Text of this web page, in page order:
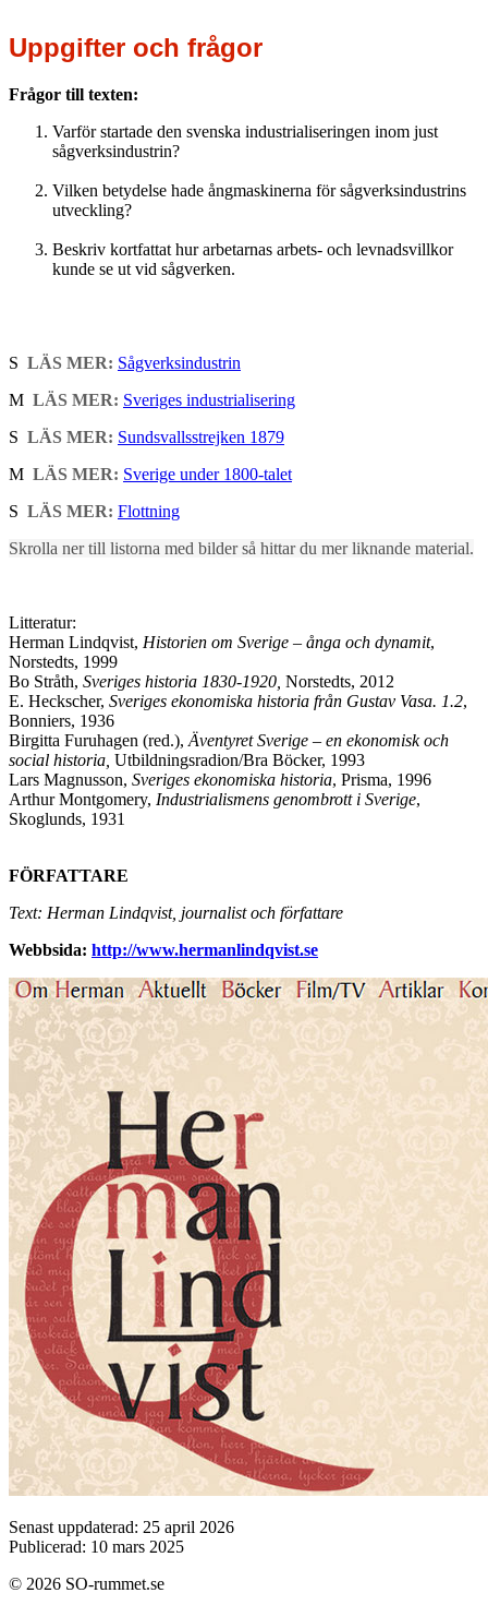
Uppgifter och frågor
Frågor till texten:
Varför startade den svenska industrialiseringen inom just
sågverksindustrin?
Vilken betydelse hade ångmaskinerna för sågverksindustrins
utveckling?
Beskriv kortfattat hur arbetarnas arbets- och levnadsvillkor
kunde se ut vid sågverken.
S LÄS MER: Sågverksindustrin
M LÄS MER: Sveriges industrialisering
S LÄS MER: Sundsvallsstrejken 1879
M LÄS MER: Sverige under 1800-talet
S LÄS MER: Flottning
Skrolla ner till listorna med bilder så hittar du mer liknande material.
Litteratur:
Herman Lindqvist, Historien om Sverige – ånga och dynamit,
Norstedts, 1999
Bo Stråth, Sveriges historia 1830-1920, Norstedts, 2012
E. Heckscher, Sveriges ekonomiska historia från Gustav Vasa. 1.2,
Bonniers, 1936
Birgitta Furuhagen (red.), Äventyret Sverige – en ekonomisk och
social historia, Utbildningsradion/Bra Böcker, 1993
Lars Magnusson, Sveriges ekonomiska historia, Prisma, 1996
Arthur Montgomery, Industrialismens genombrott i Sverige,
Skoglunds, 1931
FÖRFATTARE
Text: Herman Lindqvist, journalist och författare
Webbsida: http://www.hermanlindqvist.se
Senast uppdaterad: 25 april 2026
Publicerad: 10 mars 2025
© 2026 SO-rummet.se